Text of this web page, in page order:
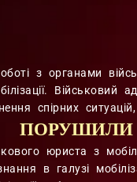
з органами
спірних
ПОРУШИЛИ
юриста з
в галузі